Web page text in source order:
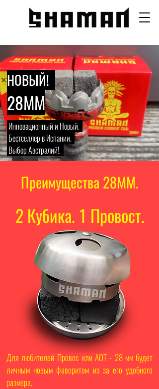
НОВЫЙ!
28MM
Инновационный и Новый.
Бестселлер в Испании.
Выбор Австралий!.
Преимущества 28ММ.
2 Кубика. 1 Провост.
Для любителей Провос или AOT - 28 мм будет
личным новым фаворитом из за его удобного
размера.